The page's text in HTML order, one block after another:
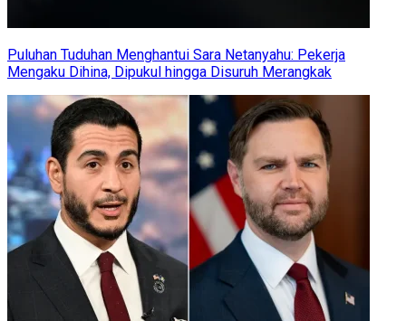
Puluhan Tuduhan Menghantui Sara Netanyahu: Pekerja
Mengaku Dihina, Dipukul hingga Disuruh Merangkak